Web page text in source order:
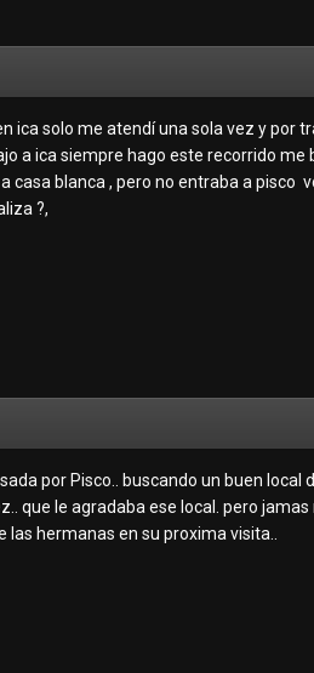
ica solo me atendí una sola vez y
a ica siempre hago este recorrido
casa blanca , pero no entraba a pisco
?,
por Pisco.. buscando un buen
que le agradaba ese local. pero
las hermanas en su proxima visita..